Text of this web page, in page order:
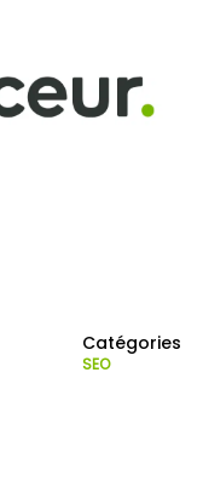
Catégories
SEO